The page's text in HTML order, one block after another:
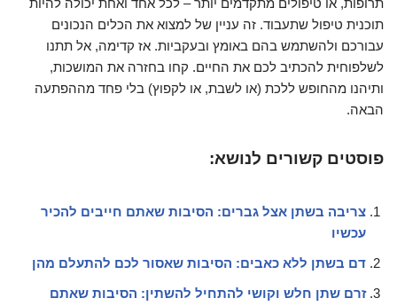
תרופות, או טיפולים מתקדמים יותר – לכל אחד ואחת יכולה להיות
תוכנית טיפול שתעבוד. זה עניין של למצוא את הכלים הנכונים
עבורכם ולהשתמש בהם באומץ ובעקביות. אז קדימה, אל תתנו
לשלפוחית להכתיב לכם את החיים. קחו בחזרה את המושכות,
ותיהנו מהחופש ללכת (או לשבת, או לקפוץ) בלי פחד מההפתעה
הבאה.
פוסטים קשורים לנושא:
צריבה בשתן אצל גברים: הסיבות שאתם חייבים להכיר
עכשיו
דם בשתן ללא כאבים: הסיבות שאסור לכם להתעלם מהן
זרם שתן חלש וקושי להתחיל להשתין: הסיבות שאתם